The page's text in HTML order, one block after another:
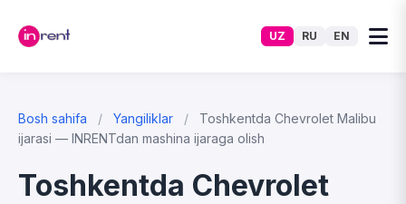
UZ RU EN
Bosh sahifa / Yangiliklar /
Toshkentda Chevrolet Malibu
ijarasi — INRENTdan mashina ijaraga olish
Toshkentda Chevrolet